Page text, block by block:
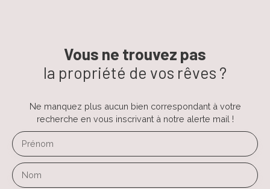
Vous ne trouvez pas
la propriété de vos rêves ?
Ne manquez plus aucun bien correspondant à votre
recherche en vous inscrivant à notre alerte mail !
Prénom
Nom